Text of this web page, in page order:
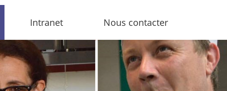
Intranet Nous contacter